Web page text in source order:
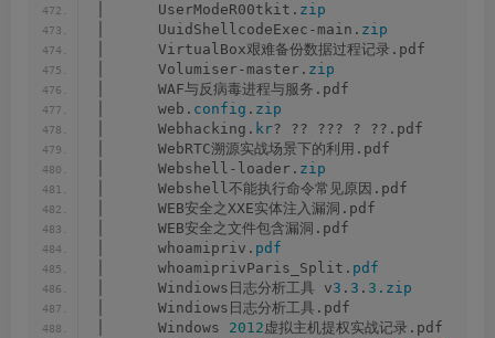
│      UserModeR00tkit. zip
│      UuidShellcodeExec-main. zip
│      VirtualBox艰难备份数据过程记录.pdf
│      Volumiser-master. zip
│      WAF与反病毒进程与服务.pdf
│      web. config . zip
│      Webhacking. kr? ?? ??? ? ??.pdf
│      WebRTC溯源实战场景下的利用.pdf
│      Webshell-loader. zip
│      Webshell不能执行命令常见原因.pdf
│      WEB安全之XXE实体注入漏洞.pdf
│      WEB安全之文件包含漏洞.pdf
│      whoamipriv. pdf
│      whoamiprivParis_Split. pdf
│      Windiows日志分析工具 v3 . 3 . 3. zip
│      Windiows日志分析工具.pdf
│      Windows 2012虚拟主机提权实战记录.pdf